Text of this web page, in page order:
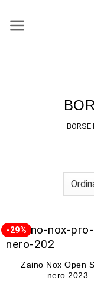
BORSE
-29%
Zaino Nox Open
nero 2023